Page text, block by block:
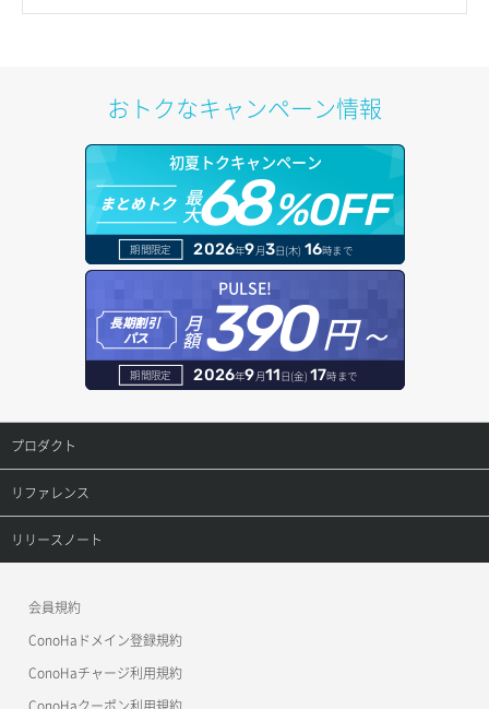
ポートデタッチ
ボリュームアタッチ
ボリュームデタッチ
オブジェクトダウンロード
オブジェクトバージョン管理
オブジェクト一覧取得
オブジェクト削除
オブジェクト削除予約
オブジェクト複製
オブジェクト詳細取得
コンテナ一覧取得
コンテナ作成
コンテナ削除
ドメイン情報登録
ドメイン詳細取得
レコード一覧取得
レコード作成
レコード更新
レコード詳細取得
おトクなキャンペーン情報
初夏トクキャンペーン
まとめトク 最
大68%OFF
期間限定 2026年9月3日(木) 16時まで
PULSE!
長期割引
パス
月
額390円～
期間限定 2026年9月11日(金) 17時まで
プロダクト
プロダクトトップ
ConoHa VPS(Ver.3.0)
ConoHa for GAME
リファレンス
リファレンストップ
OpenStack CLI
リリースノート
会員規約
ConoHaドメイン登録規約
ConoHaチャージ利用規約